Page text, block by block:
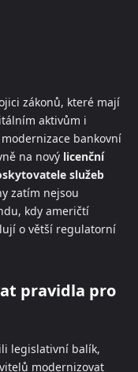
zákonů, které mají
aktivům i
bankovní
na nový licenční
služeb
zatím nejsou
kdy američtí
o větší regulatorní
pravidla pro
legislativní balík,
modernizovat